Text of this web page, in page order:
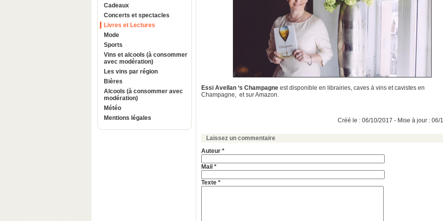
Cadeaux
Concerts et spectacles
Livres et Lectures
Mode
Sports
Vins et alcools (à consommer
avec modération)
Les vins par région
Bières
Alcools (à consommer avec
modération)
Météo
Mentions légales
Essi Avellan ‘s Champagne est disponible en librairies, caves à vins et cavistes en
Champagne, et sur Amazon.
Créé le : 06/10/2017 - Mise à jour : 06/
Laissez un commentaire
Auteur *
Mail *
Texte *